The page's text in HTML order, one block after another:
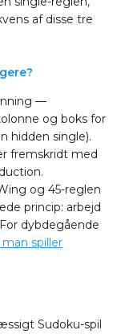
af disse tre
—
og boks for
hidden single).
fremskridt med
og 45-reglen
princip: arbejd
dybdegående
spiller
Sudoku-spil